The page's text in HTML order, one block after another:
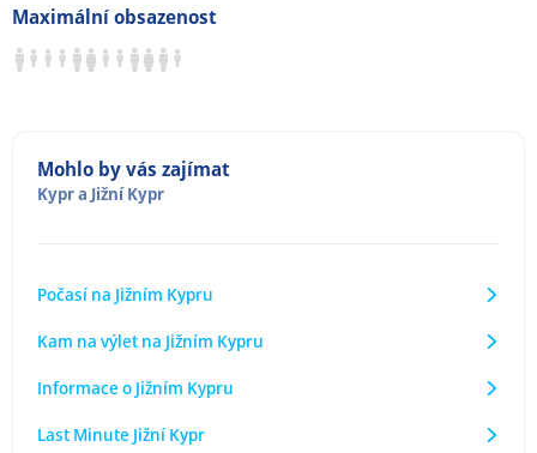
Maximální obsazenost
Mohlo by vás zajímat
Kypra Jižní Kypr
Počasí na Jižním Kypru
Kam na výlet na Jižním Kypru
Informace o Jižním Kypru
Last Minute Jižní Kypr